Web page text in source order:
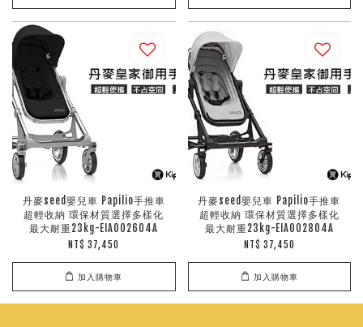
丹麥seed嬰兒車 Papilio手推車
超輕收納 環保材質選擇多樣化
最大耐重23kg-EIA002604A
NT$ 37,450
加入購物車
丹麥seed嬰兒車 Papilio手推車
超輕收納 環保材質選擇多樣化
最大耐重23kg-EIA002804A
NT$ 37,450
加入購物車